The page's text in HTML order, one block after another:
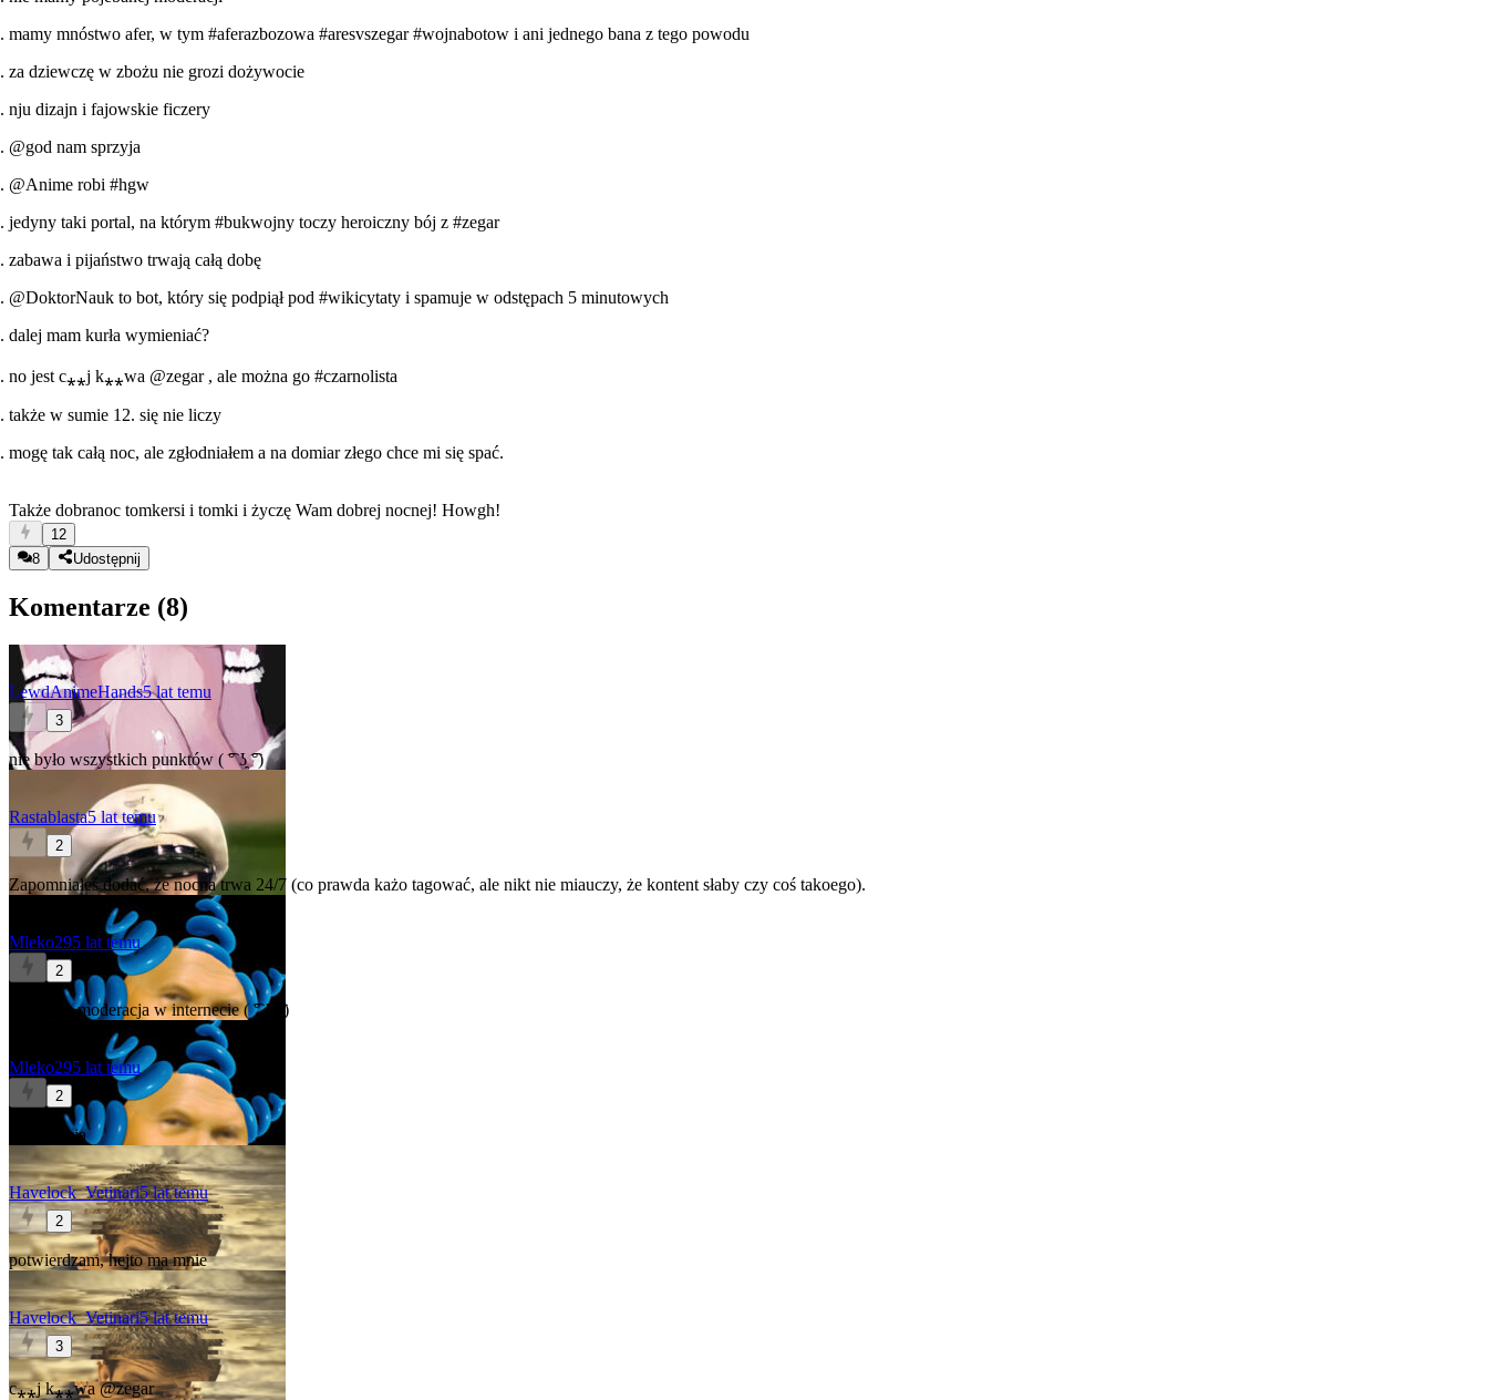
mamy mnóstwo afer, w tym #aferazbozowa #aresvszegar #wojnabotow i ani jednego bana z tego powodu
za dziewczę w zbożu nie grozi dożywocie
nju dizajn i fajowskie ficzery
@god nam sprzyja
@Anime robi #hgw
jedyny taki portal, na którym #bukwojny toczy heroiczny bój z #zegar
zabawa i pijaństwo trwają całą dobę
@DoktorNauk to bot, który się podpiął pod #wikicytaty i spamuje w odstępach 5 minutowych
dalej mam kurła wymieniać?
no jest c⁎⁎j k⁎⁎wa @zegar, ale można go #czarnolista
także w sumie 12. się nie liczy
mogę tak całą noc, ale zgłodniałem a na domiar złego chce mi się spać.
Także dobranoc tomkersi i tomki i życzę Wam dobrej nocnej! Howgh!
12
8
Udostępnij
Komentarze (8)
LewdAnimeHands5 lat temu
3
nie było wszystkich punktów ( ͡° ʖ̯ ͡°)
Rastablasta5 lat temu
2
Zapomniałeś dodać, że nocna trwa 24/7 (co prawda każo tagować, ale nikt nie miauczy, że kontent słaby czy coś takoego).
Mleko295 lat temu
2
najlepsza moderacja w internecie ( ͡° ͜ʖ ͡°)
Mleko295 lat temu
2
murderacja
Havelock_Vetinari5 lat temu
2
potwierdzam, hejto ma mnie
Havelock_Vetinari5 lat temu
3
c⁎⁎j k⁎⁎wa@zegar